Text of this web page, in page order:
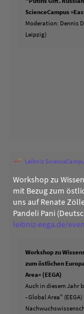
ScienceCampus
Moderation: Dennis
Leipzig)
Leibniz
Workshop zu
mit Bezug zum
uns auf Renate
Pandeli Pani
leibniz-eega.de/
Workshop zu
zum östlichen
Area« (EEGA)
Auch in diesem Jahr
- Global Area"